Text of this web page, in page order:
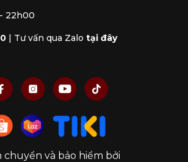
22h00
| Tư vấn qua Zalo tại đây
chuyển và bảo hiểm bởi